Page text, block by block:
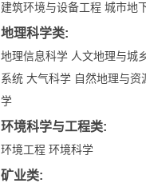
建筑环境与设备工程 城市地
地理科学类:
地理信息科学 人文地理与城
系统 大气科学 自然地理与资
学
环境科学与工程类:
环境工程 环境科学
矿业类: